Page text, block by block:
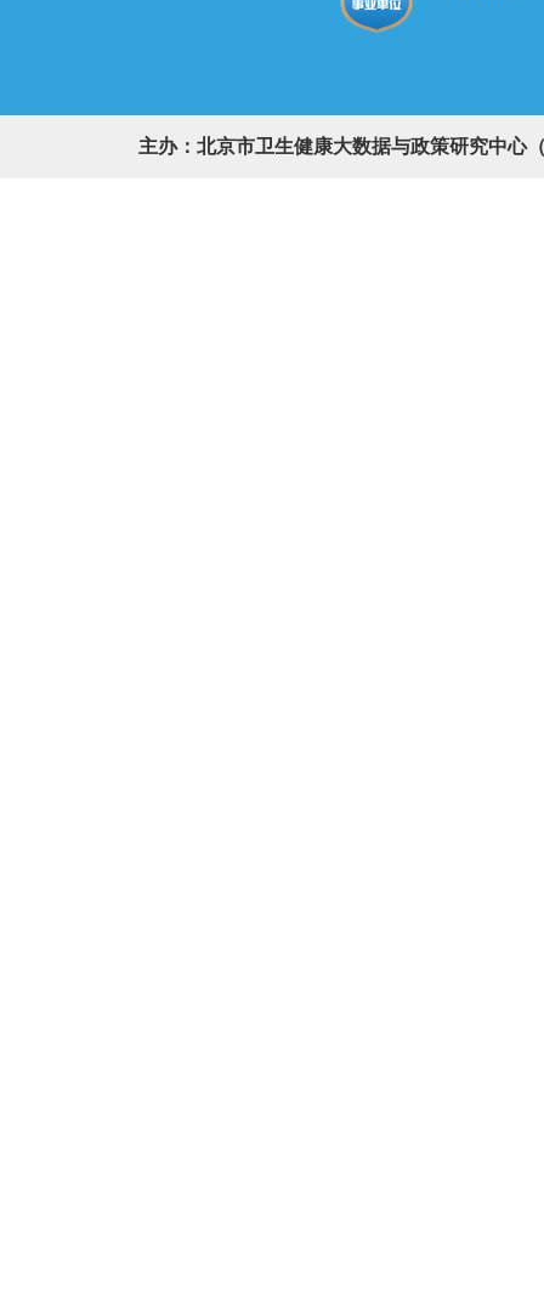
主办：北京市卫生健康大数据与政策研究中心